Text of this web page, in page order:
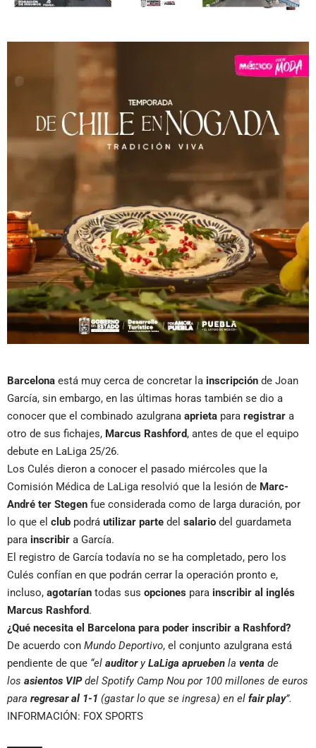
Barcelona está muy cerca de concretar la inscripción de Joan
García, sin embargo, en las últimas horas también se dio a
conocer que el combinado azulgrana aprieta para registrar a
otro de sus fichajes, Marcus Rashford, antes de que el equipo
debute en LaLiga 25/26.
Los Culés dieron a conocer el pasado miércoles que la
Comisión Médica de LaLiga resolvió que la lesión de Marc-
André ter Stegen fue considerada como de larga duración, por
lo que el club podrá utilizar parte del salario del guardameta
para inscribir a García.
El registro de García todavía no se ha completado, pero los
Culés confían en que podrán cerrar la operación pronto e,
incluso, agotarían todas sus opciones para inscribir al inglés
Marcus Rashford.
¿Qué necesita el Barcelona para poder inscribir a Rashford?
De acuerdo con Mundo Deportivo, el conjunto azulgrana está
pendiente de que “el auditoryLaLiga aprueben la venta de
los asientos VIPdel Spotify Camp Nou por 100 millones de euros
para regresar al 1-1 (gastar lo que se ingresa) en el fair play”.
INFORMACIÓN: FOX SPORTS